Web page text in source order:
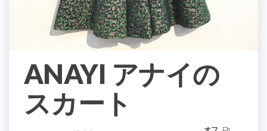
ANAYI アナイの
スカート